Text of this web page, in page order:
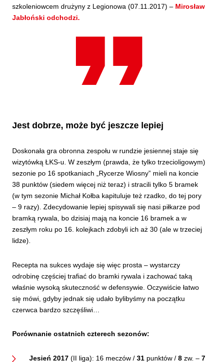
szkoleniowcem drużyny z Legionowa (07.11.2017) – Mirosław
Jabłoński odchodzi.
Jest dobrze, może być jeszcze lepiej
Doskonała gra obronna zespołu w rundzie jesiennej staje się
wizytówką ŁKS-u. W zeszłym (prawda, że tylko trzecioligowym)
sezonie po 16 spotkaniach „Rycerze Wiosny” mieli na koncie
38 punktów (siedem więcej niż teraz) i stracili tylko 5 bramek
(w tym sezonie Michał Kołba kapituluje też rzadko, do tej pory
– 9 razy). Zdecydowanie lepiej spisywali się nasi piłkarze pod
bramką rywala, bo dzisiaj mają na koncie 16 bramek a w
zeszłym roku po 16. kolejkach zdobyli ich aż 30 (ale w trzeciej
lidze).
Recepta na sukces wydaje się więc prosta – wystarczy
odrobinę częściej trafiać do bramki rywala i zachować taką
właśnie wysoką skuteczność w defensywie. Oczywiście łatwo
się mówi, gdyby jednak się udało bylibyśmy na początku
czerwca bardzo szczęśliwi…
Porównanie ostatnich czterech sezonów:
Jesień 2017 (II liga): 16 meczów / 31 punktów / 8 zw. – 7